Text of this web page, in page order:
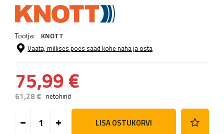
Tootja: KNOTT
Vaata, millises poes saad kohe näha ja osta
75,99 €
61,28 € netohind
LISA OSTUKORVI